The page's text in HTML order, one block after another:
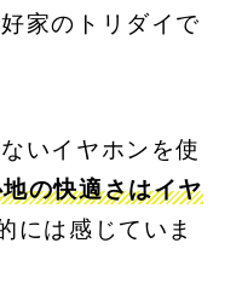
家のトリダイで
いイヤホンを使
の快適さはイヤ
には感じていま